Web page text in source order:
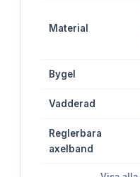
Material
Bygel
Vadderad
Reglerbara
axelband